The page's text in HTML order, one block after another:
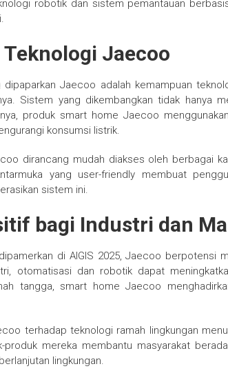
robotik dan sistem pemantauan
Jaecoo
dipaparkan Jaecoo adalah kemampuan
Sistem yang dikembangkan tidak hanya
produk smart home Jaecoo
konsumsi listrik.
dirancang mudah diakses oleh berbagai
yang user-friendly membuat
sistem ini.
bagi Industri dan
di AIGIS 2025, Jaecoo berpotensi
otomatisasi dan robotik dapat
tangga, smart home Jaecoo
terhadap teknologi ramah lingkungan
produk mereka membantu masyarakat
lingkungan.